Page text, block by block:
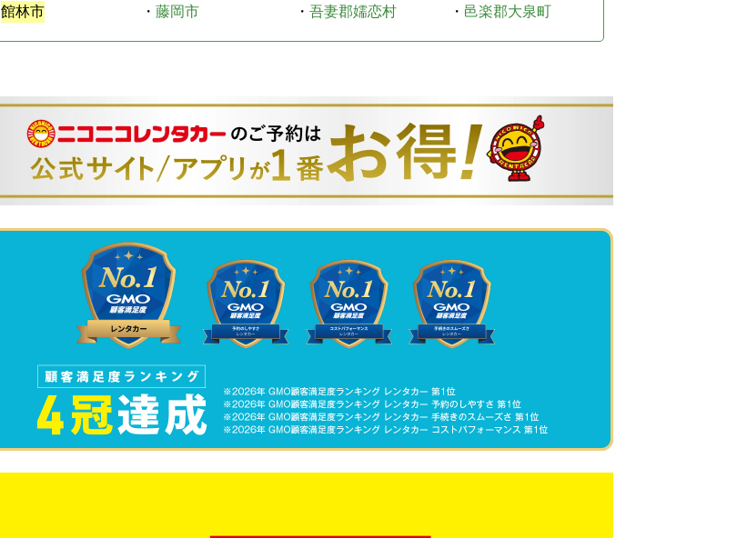
館林市 ・ 藤岡市 ・ 吾妻郡嬬恋村 ・ 邑楽郡大泉町